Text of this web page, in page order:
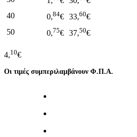
40
0,84€ 33,60€
50
0,75€ 37,50€
4,10€
Οι τιμές συμπεριλαμβάνουν Φ.Π.Α.